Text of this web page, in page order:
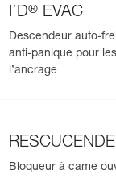
I’D® EVAC
Descendeur auto-
anti-panique pour
l’ancrage
Bloqueur à came